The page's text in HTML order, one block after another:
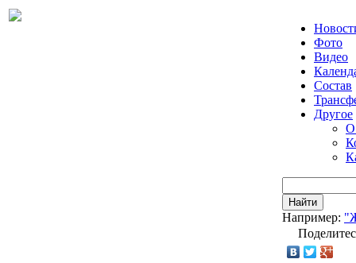
Фото
Видео
Состав
Другое
О
Найти
Например: